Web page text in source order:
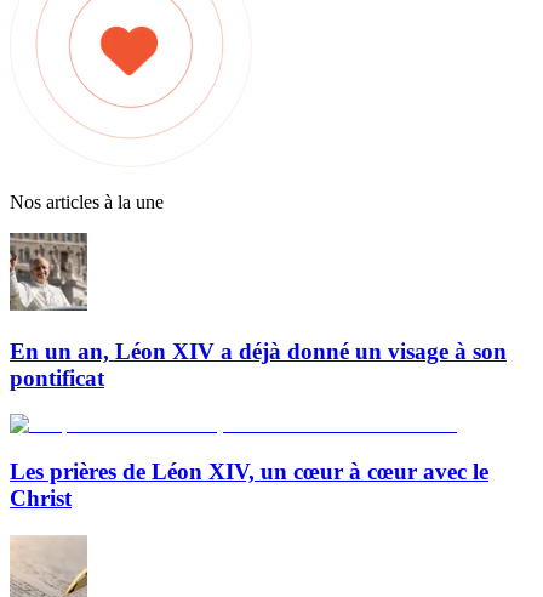
Nos articles à la une
En un an, Léon XIV a déjà donné un visage à son
pontificat
Les prières de Léon XIV, un cœur à cœur avec le
Christ